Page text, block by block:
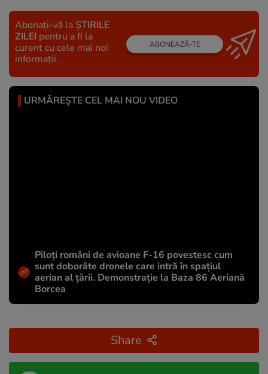
Abonați-vă la ȘTIRILE
ZILEI pentru a fi la
curent cu cele mai noi
informații.
ABONEAZĂ-TE
URMĂREȘTE CEL MAI NOU VIDEO
Piloți români de avioane F-16 povestesc cum
sunt doborâte dronele care intră în spațiul
aerian al țării. Demonstrație la Baza 86 Aeriană
Borcea
Share